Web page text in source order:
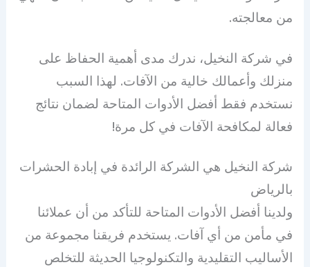
من معالجته.
في شركة النخيل، ندرك مدى أهمية الحفاظ على
منزلك وأعمالك خالية من الآفات. لهذا السبب
نستخدم فقط أفضل الأدوات المتاحة لضمان نتائج
فعالة لمكافحة الآفات في كل مرة!
شركة النخيل هي الشركة الرائدة في إبادة الحشرات
بالرياض
ولدينا أفضل الأدوات المتاحة للتأكد من أن عملائنا
في مأمن من أي آفات. يستخدم فريقنا مجموعة من
الأساليب التقليدية والتكنولوجيا الحديثة للتخلص